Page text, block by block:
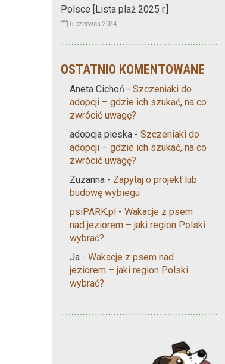
Polsce [Lista plaż 2025 r.]
6 czerwca 2024
OSTATNIO KOMENTOWANE
Aneta Cichoń - Szczeniaki do
adopcji – gdzie ich szukać, na co
zwrócić uwagę?
adopcja pieska - Szczeniaki do
adopcji – gdzie ich szukać, na co
zwrócić uwagę?
Zuzanna - Zapytaj o projekt lub
budowę wybiegu
psiPARK.pl - Wakacje z psem
nad jeziorem – jaki region Polski
wybrać?
Ja - Wakacje z psem nad
jeziorem – jaki region Polski
wybrać?